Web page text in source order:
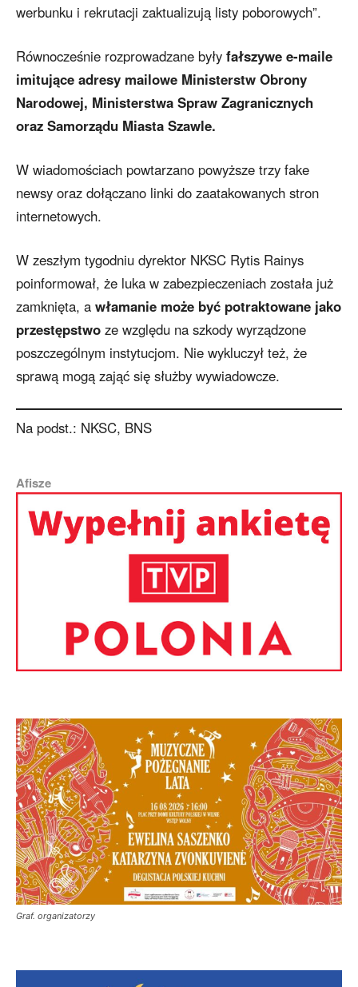
werbunku i rekrutacji zaktualizują listy poborowych”.
Równocześnie rozprowadzane były fałszywe e-maile
imitujące adresy mailowe Ministerstw Obrony
Narodowej, Ministerstwa Spraw Zagranicznych
oraz Samorządu Miasta Szawle.
W wiadomościach powtarzano powyższe trzy fake
newsy oraz dołączano linki do zaatakowanych stron
internetowych.
W zeszłym tygodniu dyrektor NKSC Rytis Rainys
poinformował, że luka w zabezpieczeniach została już
zamknięta, a włamanie może być potraktowane jako
przestępstwo ze względu na szkody wyrządzone
poszczególnym instytucjom. Nie wykluczył też, że
sprawą mogą zająć się służby wywiadowcze.
Na podst.: NKSC, BNS
Afisze
Graf. organizatorzy